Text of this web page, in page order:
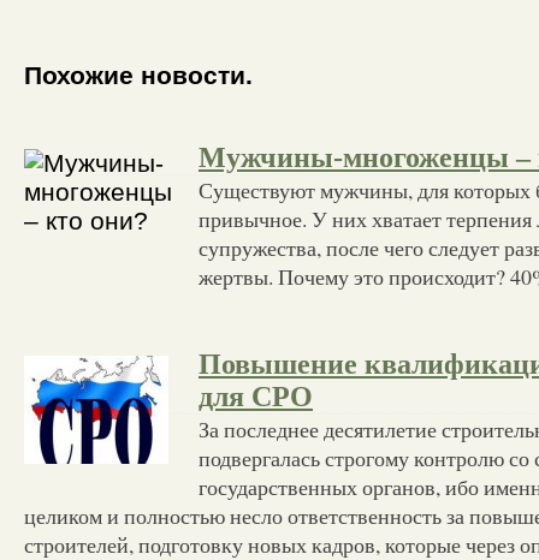
Похожие новости.
Мужчины-многоженцы –
Существуют мужчины, для которых
привычное. У них хватает терпения
супружества, после чего следует
жертвы. Почему это происходит?
Повышение
для СРО
За последнее десятилетие
подвергалась строгому контролю
государственных органов, ибо
целиком и полностью несло ответственность за
строителей, подготовку новых кадров, которые через